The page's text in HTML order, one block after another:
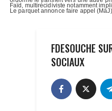
FDESOUCHE
SOCIAUX